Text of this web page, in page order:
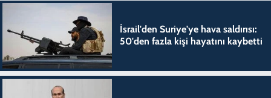
İsrail'den Suriye'ye hava saldırısı:
50'den fazla kişi hayatını kaybetti